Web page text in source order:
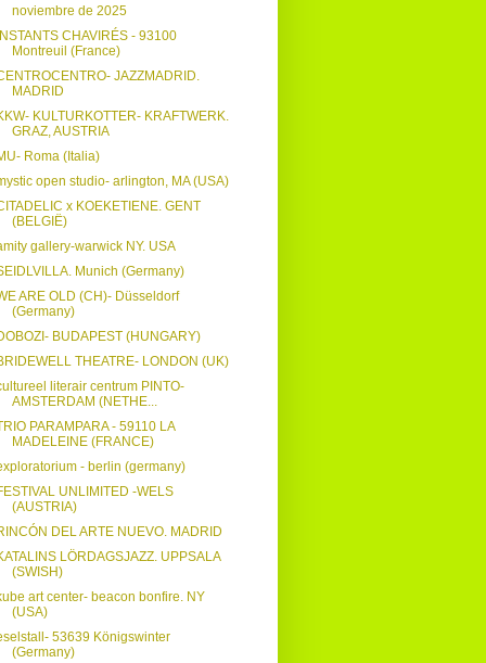
noviembre de 2025
CHAVIRÉS - 93100
Montreuil (France)
JAZZMADRID.
MADRID
KULTURKOTTER- KRAFTWERK.
GRAZ, AUSTRIA
Roma (Italia)
open studio- arlington, MA (USA)
x KOEKETIENE. GENT
(BELGIË)
gallery-warwick NY. USA
Munich (Germany)
ARE OLD (CH)- Düsseldorf
(Germany)
BUDAPEST (HUNGARY)
THEATRE- LONDON (UK)
literair centrum PINTO-
AMSTERDAM (NETHE...
PARAMPARA - 59110 LA
MADELEINE (FRANCE)
- berlin (germany)
UNLIMITED -WELS
(AUSTRIA)
DEL ARTE NUEVO. MADRID
LÖRDAGSJAZZ. UPPSALA
(SWISH)
art center- beacon bonfire. NY
(USA)
53639 Königswinter
(Germany)